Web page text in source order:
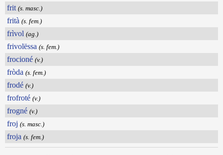
frit (s. masc.)
frità (s. fem.)
frìvol (ag.)
frivolëssa (s. fem.)
frocioné (v.)
fròda (s. fem.)
frodé (v.)
frofroté (v.)
frogné (v.)
froj (s. masc.)
froja (s. fem.)